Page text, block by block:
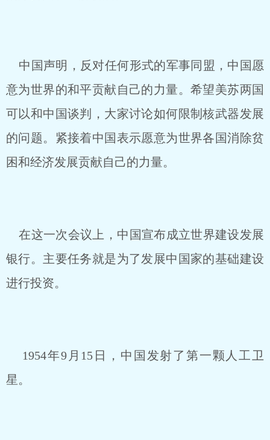
中国声明，反对任何形式的军事同盟，中国愿
意为世界的和平贡献自己的力量。希望美苏两国
可以和中国谈判，大家讨论如何限制核武器发展
的问题。紧接着中国表示愿意为世界各国消除贫
困和经济发展贡献自己的力量。
在这一次会议上，中国宣布成立世界建设发展
银行。主要任务就是为了发展中国家的基础建设
进行投资。
1954年9月15日，中国发射了第一颗人工卫
星。